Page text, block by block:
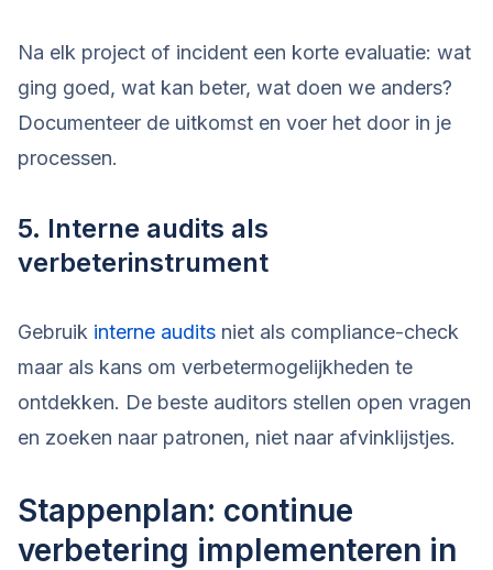
Na elk project of incident een korte evaluatie: wat
ging goed, wat kan beter, wat doen we anders?
Documenteer de uitkomst en voer het door in je
processen.
5. Interne audits als
verbeterinstrument
Gebruik interne audits niet als compliance-check
maar als kans om verbetermogelijkheden te
ontdekken. De beste auditors stellen open vragen
en zoeken naar patronen, niet naar afvinklijstjes.
Stappenplan: continue
verbetering implementeren in